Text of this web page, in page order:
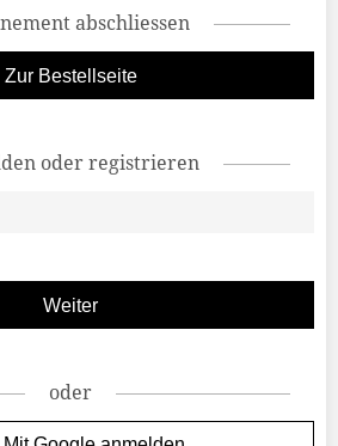
abschliessen
Zur Bestellseite
oder registrieren
oder